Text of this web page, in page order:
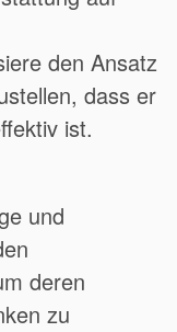
den Ansatz
dass er
ist.
und
deren
zu